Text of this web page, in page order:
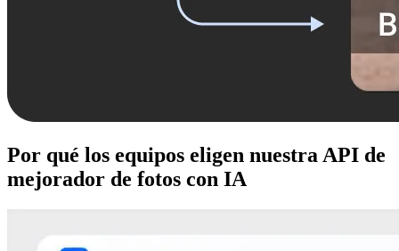
Por qué los equipos eligen nuestra API de
mejorador de fotos con IA